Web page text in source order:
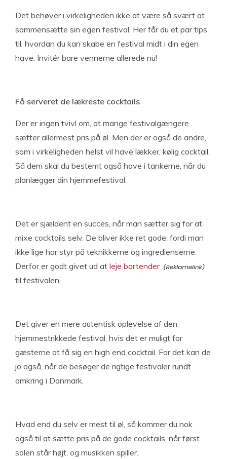
Det behøver i virkeligheden ikke at være så svært at
sammensætte sin egen festival. Her får du et par tips
til, hvordan du kan skabe en festival midt i din egen
have. Invitér bare vennerne allerede nu!
Få serveret de lækreste cocktails
Der er ingen tvivl om, at mange festivalgængere
sætter allermest pris på øl. Men der er også de andre,
som i virkeligheden helst vil have lækker, kølig cocktail.
Så dem skal du bestemt også have i tankerne, når du
planlægger din hjemmefestival.
Det er sjældent en succes, når man sætter sig for at
mixe cocktails selv. De bliver ikke ret gode, fordi man
ikke lige har styr på teknikkerne og ingredienserne.
Derfor er godt givet ud at leje bartender
til festivalen.
Det giver en mere autentisk oplevelse af den
hjemmestrikkede festival, hvis det er muligt for
gæsterne at få sig en high end cocktail. For det kan de
jo også, når de besøger de rigtige festivaler rundt
omkring i Danmark.
Hvad end du selv er mest til øl, så kommer du nok
også til at sætte pris på de gode cocktails, når først
solen står højt, og musikken spiller.